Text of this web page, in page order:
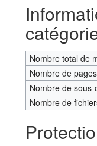
Nombre total de
Nombre de pages
Nombre de
Nombre de